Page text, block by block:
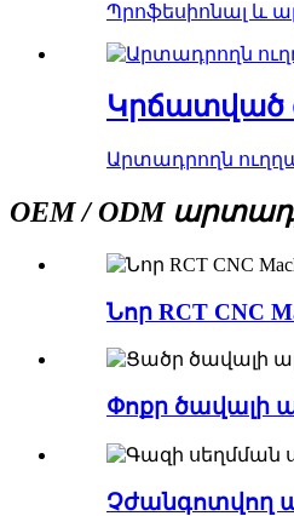
Պրոֆեսիոնալ և
Կրճատված
Արտադրողն
OEM / ODM
Նոր RCT CNC
Փոքր ծավալի
Չժանգոտվող